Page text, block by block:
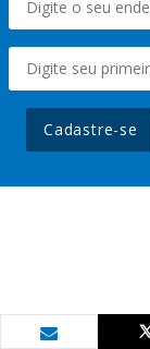
Cadastre-se